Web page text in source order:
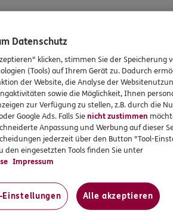
Datenschutz
klicken, stimmen Sie der Speicherung
(Tools) auf Ihrem Gerät zu. Dadurch
der Website, die Analyse der
sowie die Möglichkeit, Ihnen
zur Verfügung zu stellen, z.B. durch die
Google Ads. Falls Sienicht zustimmen
Anpassung und Werbung auf dieser
jederzeit über den Button "Tool-
den eingesetzten Tools finden Sie unter
Impressum
Einstellungen Alle akzeptieren